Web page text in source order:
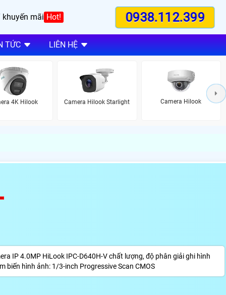
khuyến mãi Hot! 0938.112.399
TỨC LIÊN HỆ
4K Hilook Camera Hilook Starlight Camera Hilook
IP 4.0MP HiLook IPC-D640H-V chất lượng, độ phân giải ghi hình
biến hình ảnh: 1/3-inch Progressive Scan CMOS